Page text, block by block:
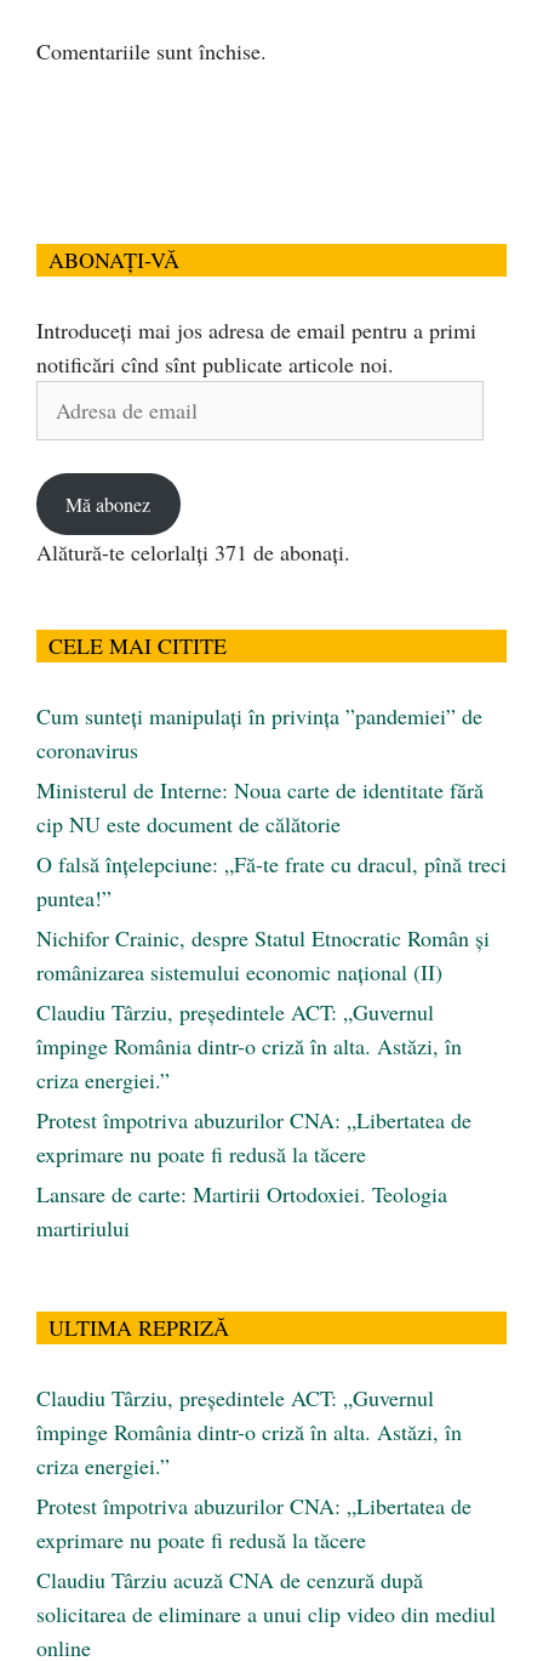
Comentariile sunt închise.
ABONAȚI-VĂ
Introduceți mai jos adresa de email pentru a primi
notificări cînd sînt publicate articole noi.
Adresa
Mă abonez
Alătură-te celorlalți 371 de abonați.
CELE MAI CITITE
Cum sunteți manipulați în privința ”pandemiei” de
coronavirus
Ministerul de Interne: Noua carte de identitate fără
cip NU este document de călătorie
O falsă înțelepciune: „Fă-te frate cu dracul, pînă treci
puntea!”
Nichifor Crainic, despre Statul Etnocratic Român şi
românizarea sistemului economic naţional (II)
Claudiu Târziu, președintele ACT: „Guvernul
împinge România dintr-o criză în alta. Astăzi, în
criza energiei.”
Protest împotriva abuzurilor CNA: „Libertatea de
exprimare nu poate fi redusă la tăcere
Lansare de carte: Martirii Ortodoxiei. Teologia
martiriului
ULTIMA REPRIZĂ
Claudiu Târziu, președintele ACT: „Guvernul
împinge România dintr-o criză în alta. Astăzi, în
criza energiei.”
Protest împotriva abuzurilor CNA: „Libertatea de
exprimare nu poate fi redusă la tăcere
Claudiu Târziu acuză CNA de cenzură după
solicitarea de eliminare a unui clip video din mediul
online